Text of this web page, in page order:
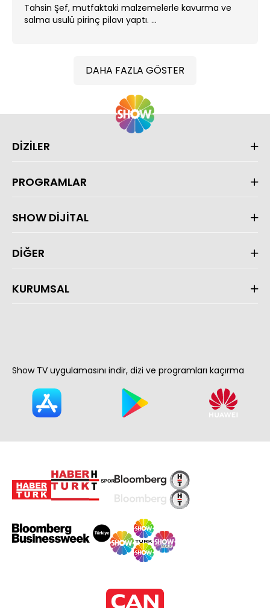
Tahsin Şef, mutfaktaki malzemelerle kavurma ve
salma usulü pirinç pilavı yaptı. ...
DAHA FAZLA GÖSTER
DİZİLER
PROGRAMLAR
SHOW DİJİTAL
DİĞER
KURUMSAL
Show TV uygulamasını indir, dizi ve programları kaçırma